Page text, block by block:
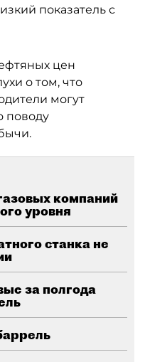
показатель с
цен
о том, что
могут
поводу
компаний
уровня
станка не
за полгода